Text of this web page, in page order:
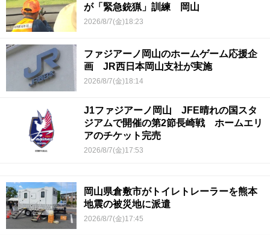
が「緊急銃猟」訓練 岡山
2026/8/7(金)18:23
ファジアーノ岡山のホームゲーム応援企
画 JR西日本岡山支社が実施
2026/8/7(金)18:14
J1ファジアーノ岡山 JFE晴れの国スタ
ジアムで開催の第2節長崎戦 ホームエリ
アのチケット完売
2026/8/7(金)17:53
岡山県倉敷市がトイレトレーラーを熊本
地震の被災地に派遣
2026/8/7(金)17:45